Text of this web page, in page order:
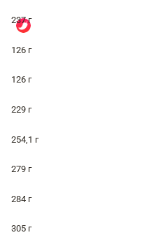
237 г
126 г
126 г
229 г
254,1 г
279 г
284 г
305 г